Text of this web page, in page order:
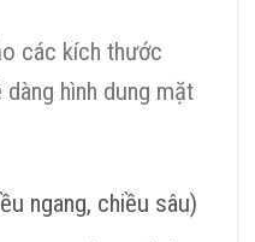
các kích thước
hình dung mặt
ngang, chiều sâu)